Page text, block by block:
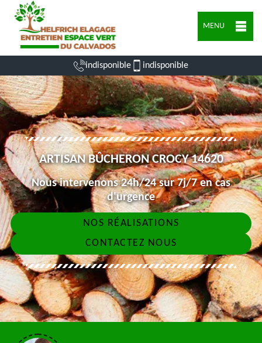
MENU
indisponible indisponible
ARTISAN BÛCHERON CROCY 14620
Nous intervenons 24h/24 sur 7j/7 en cas
d'urgence
NOS RÉALISATIONS
CONTACTEZ NOUS